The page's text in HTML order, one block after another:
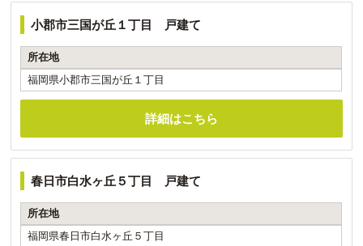
小郡市三国が丘１丁目 戸建て
所在地
福岡県小郡市三国が丘１丁目
詳細はこちら
春日市白水ヶ丘５丁目 戸建て
所在地
福岡県春日市白水ヶ丘５丁目